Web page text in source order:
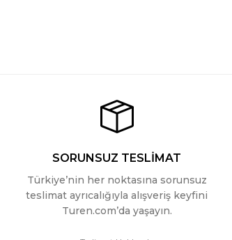
SORUNSUZ TESLİMAT
Türkiye’nin her noktasına sorunsuz
teslimat ayrıcalığıyla alışveriş keyfini
Turen.com’da yaşayın.